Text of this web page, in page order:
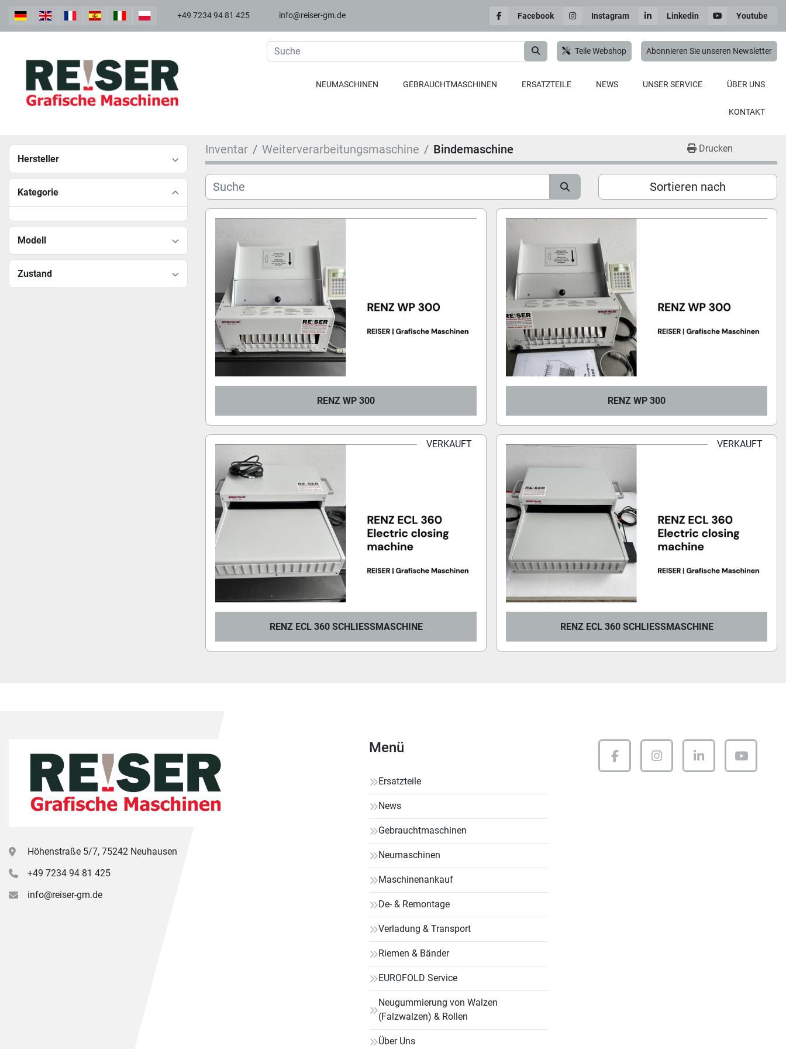
+49 7234 94 81 425 info@reiser-gm.de Facebook Instagram Linkedin Youtube
Teile Webshop Abonnieren Sie unseren Newsletter
NEUMASCHINEN GEBRAUCHTMASCHINEN ERSATZTEILE NEWS UNSER SERVICE ÜBER UNS
KONTAKT
Hersteller
Kategorie
Modell
Zustand
Inventar Weiterverarbeitungsmaschine Bindemaschine Drucken
Sortieren nach
RENZ WP 300 RENZ WP 300
VERKAUFT
RENZ ECL 360 SCHLIESSMASCHINE
VERKAUFT
RENZ ECL 360 SCHLIESSMASCHINE
Höhenstraße 5/7, 75242 Neuhausen
+49 7234 94 81 425
info@reiser-gm.de
Menü
Ersatzteile
News
Gebrauchtmaschinen
Neumaschinen
Maschinenankauf
De- & Remontage
Verladung & Transport
Riemen & Bänder
EUROFOLD Service
Neugummierung von Walzen
(Falzwalzen) & Rollen
Über Uns
facebookinstagramlinkedinyoutube